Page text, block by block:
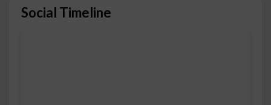
Social Timeline